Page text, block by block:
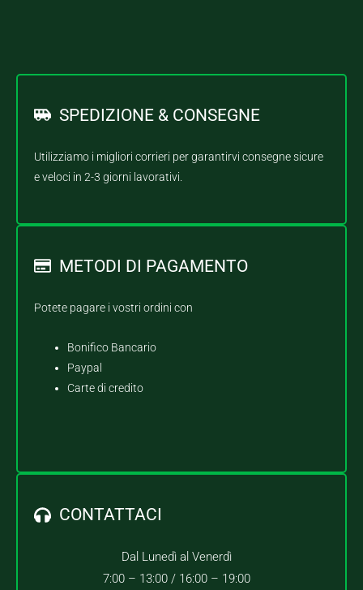
SPEDIZIONE & CONSEGNE
Utilizziamo i migliori corrieri per garantirvi consegne sicure
e veloci in 2-3 giorni lavorativi.
METODI DI PAGAMENTO
Potete pagare i vostri ordini con
Bonifico Bancario
Paypal
Carte di credito
CONTATTACI
Dal Lunedì al Venerdì
7:00 – 13:00 / 16:00 – 19:00